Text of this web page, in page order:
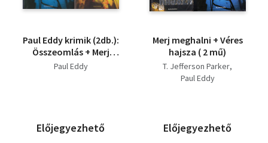
Paul Eddy krimik (2db.):
Összeomlás + Merj
meghalni!
Paul Eddy
Előjegyezhető
Merj meghalni + Véres
hajsza ( 2 mű)
T. Jefferson Parker
Paul Eddy
Előjegyezhető